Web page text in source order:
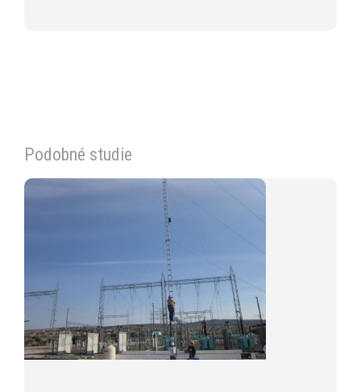
Podobné studie